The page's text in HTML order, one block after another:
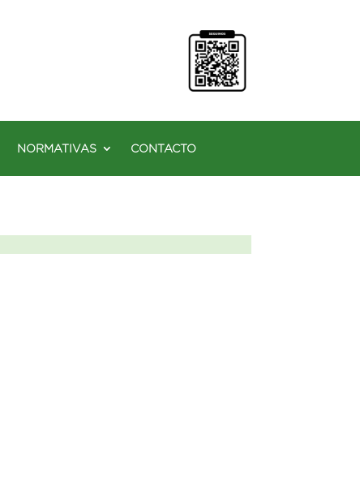
NORMATIVAS CONTACTO